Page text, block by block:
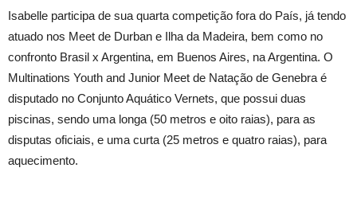
Isabelle participa de sua quarta competição fora do País, já tendo
atuado nos Meet de Durban e Ilha da Madeira, bem como no
confronto Brasil x Argentina, em Buenos Aires, na Argentina. O
Multinations Youth and Junior Meet de Natação de Genebra é
disputado no Conjunto Aquático Vernets, que possui duas
piscinas, sendo uma longa (50 metros e oito raias), para as
disputas oficiais, e uma curta (25 metros e quatro raias), para
aquecimento.